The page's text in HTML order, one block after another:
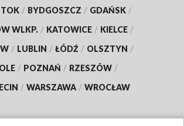
/ BYDGOSZCZ / GDAŃSK /
WLKP. / KATOWICE / KIELCE /
/ LUBLIN / ŁÓDŹ / OLSZTYN /
/ POZNAŃ / RZESZÓW /
/ WARSZAWA / WROCŁAW